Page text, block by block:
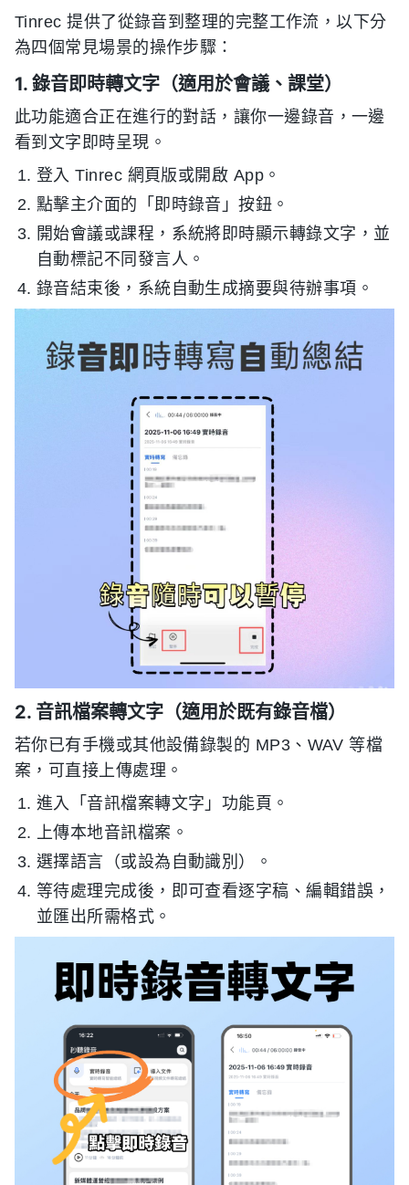
Tinrec 提供了從錄音到整理的完整工作流，以下分
為四個常見場景的操作步驟：
1. 錄音即時轉文字（適用於會議、課堂）
此功能適合正在進行的對話，讓你一邊錄音，一邊
看到文字即時呈現。
登入 Tinrec 網頁版或開啟 App。
點擊主介面的「即時錄音」按鈕。
開始會議或課程，系統將即時顯示轉錄文字，並
自動標記不同發言人。
錄音結束後，系統自動生成摘要與待辦事項。
2. 音訊檔案轉文字（適用於既有錄音檔）
若你已有手機或其他設備錄製的 MP3、WAV 等檔
案，可直接上傳處理。
進入「音訊檔案轉文字」功能頁。
上傳本地音訊檔案。
選擇語言（或設為自動識別）。
等待處理完成後，即可查看逐字稿、編輯錯誤，
並匯出所需格式。